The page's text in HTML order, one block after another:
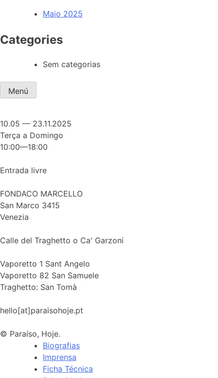
Maio 2025
Categories
Sem categorias
Menú
10.05 — 23.11.2025
Terça a Domingo
10:00—18:00
Entrada livre
FONDACO MARCELLO
San Marco 3415
Venezia
Calle del Traghetto o Ca' Garzoni
Vaporetto 1 Sant Angelo
Vaporetto 82 San Samuele
Traghetto: San Tomà
hello[at]paraisohoje.pt
© Paraíso, Hoje.
Biografias
Imprensa
Ficha Técnica